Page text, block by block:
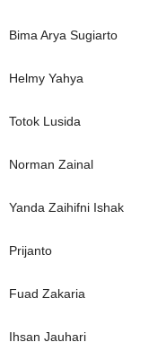
Bima Arya Sugiarto
Helmy Yahya
Totok Lusida
Norman Zainal
Yanda Zaihifni Ishak
Prijanto
Fuad Zakaria
Ihsan Jauhari